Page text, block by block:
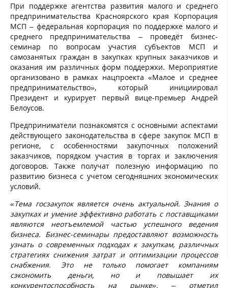
При поддержке агентства развития малого и среднего
предпринимательства Красноярского края Корпорация
МСП – федеральная корпорация по поддержке малого и
среднего предпринимательства – проведёт бизнес-
семинар по вопросам участия субъектов МСП и
самозанятых граждан в закупках крупных заказчиков и
оказания им различных форм поддержки. Мероприятие
организовано в рамках нацпроекта «Малое и среднее
предпринимательство», который инициировал
Президент и курирует первый вице-премьер Андрей
Белоусов.
Предприниматели познакомятся с основными аспектами
действующего законодательства в сфере закупок МСП в
регионе, с особенностями закупочных положений
заказчиков, порядком участия в торгах и заключения
договоров. Также получат полезную информацию по
развитию бизнеса с учетом сегодняшних экономических
условий.
«Тема госзакупок является очень актуальной. Знания о
закупках и умение эффективно работать с поставщиками
являются неотъемлемой частью успешного ведения
бизнеса. Бизнес-семинары предоставляют возможность
узнать о современных подходах к закупкам, различных
стратегиях снижения затрат и оптимизации процессов
снабжения. Это не только помогает компаниям
сэкономить деньги, но и повышает их
конкурентоспособность на рынке», – отметил